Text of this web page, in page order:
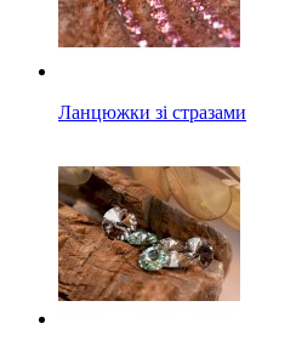
Ланцюжки зі стразами